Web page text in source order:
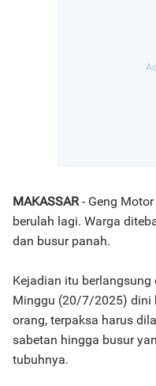
MAKASSAR- Geng
berulah lagi. Warga
dan busur panah.
Kejadian itu
Minggu (20/7/2025) dini
orang, terpaksa harus
sabetan hingga busur
tubuhnya.